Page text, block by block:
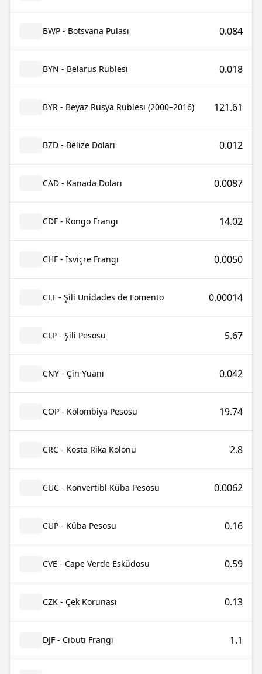
BWP - Botsvana Pulası 0.084
BYN - Belarus Rublesi 0.018
BYR - Beyaz Rusya Rublesi (2000–2016) 121.61
BZD - Belize Doları 0.012
CAD - Kanada Doları 0.0087
CDF - Kongo Frangı 14.02
CHF - İsviçre Frangı 0.0050
CLF - Şili Unidades de Fomento 0.00014
CLP - Şili Pesosu 5.67
CNY - Çin Yuanı 0.042
COP - Kolombiya Pesosu 19.74
CRC - Kosta Rika Kolonu 2.8
CUC - Konvertibl Küba Pesosu 0.0062
CUP - Küba Pesosu 0.16
CVE - Cape Verde Esküdosu 0.59
CZK - Çek Korunası 0.13
DJF - Cibuti Frangı 1.1